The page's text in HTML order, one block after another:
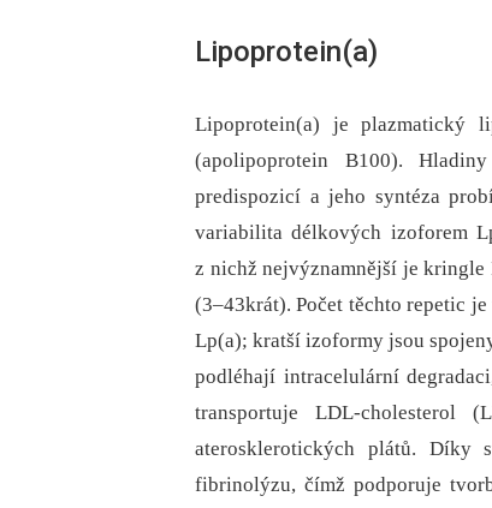
Lipoprotein(a)
Lipoprotein(a) je plazmatický
(apolipoprotein B100).
predispozicí a jeho syntéza
variabilita délkových izoforem
z nichž nejvýznamnější je
(3–43krát). Počet těchto repetic
Lp(a); kratší izoformy jsou
podléhají intracelulární
transportuje LDL-
aterosklerotických plátů. Díky
fibrinolýzu, čímž podporuje